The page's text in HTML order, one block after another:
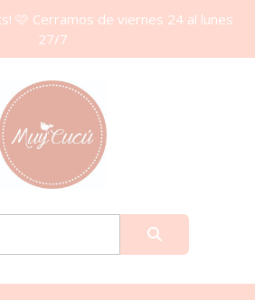
🩷 Cerramos de viernes 24 al lunes
27/7